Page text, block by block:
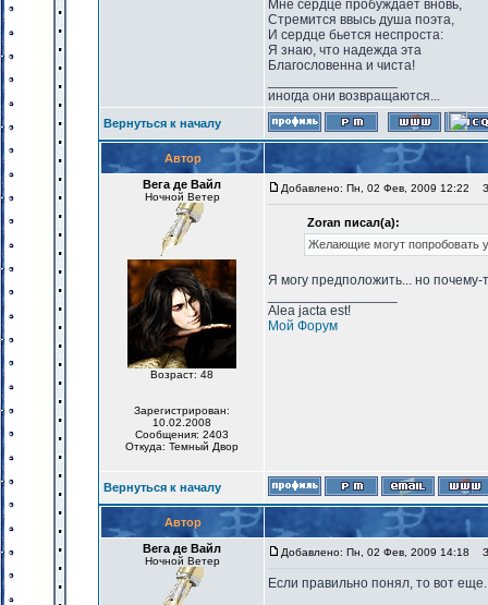
Мне сердце пробуждает вновь,
Стремится ввысь душа поэта,
И сердце бьется неспроста:
Я знаю, что надежда эта
Благословенна и чиста!
иногда они возвращаются...
Вернуться к началу
Автор
Вега де Вайл
Ночной Ветер
Возраст: 48
Зарегистрирован:
10.02.2008
Сообщения: 2403
Откуда: Темный Двор
Добавлено: Пн, 02 Фев, 2009 12:22
Zoran писал(а):
Желающие могут попробовать
Я могу предположить... но почему-
Alea jacta est!
Мой Форум
Вернуться к началу
Автор
Вега де Вайл
Ночной Ветер
Добавлено: Пн, 02 Фев, 2009 14:18
Если правильно понял, то вот